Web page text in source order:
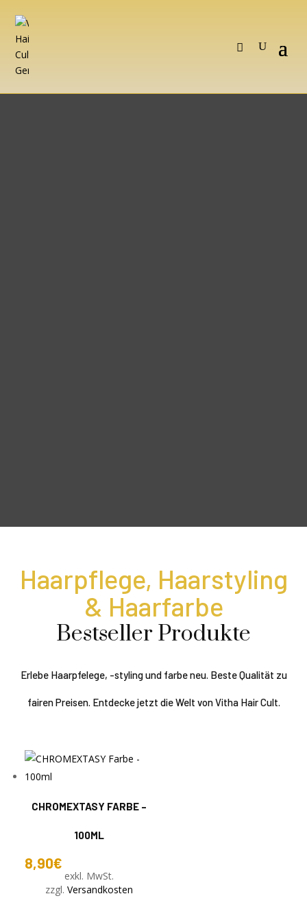
Haarpflege, Haarstyling
& Haarfarbe
Bestseller Produkte
Erlebe Haarpfelege, -styling und farbe neu. Beste Qualität zu
fairen Preisen. Entdecke jetzt die Welt von Vitha Hair Cult.
CHROMEXTASY FARBE –
100ML
8,90€
exkl. MwSt.
zzgl. Versandkosten